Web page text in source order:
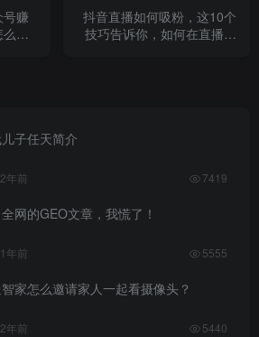
号赚
通
抖音直播如何吸粉，这10个
技巧告诉你，如何在直播间
子任天简介
2年前 7419
网的GEO文章，我慌了！
1年前 5555
家怎么邀请家人一起看摄像头？
2年前 5440